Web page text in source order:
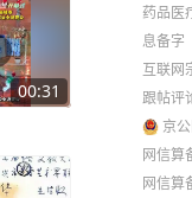
00:31
药品医
息备字
互联网
跟帖评
京
网信算
网信算